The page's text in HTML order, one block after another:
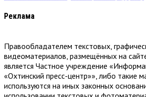
Реклама
Правообладателем текстовых,
видеоматериалов, размещённых на
является Частное учреждение
«Охтинский пресс-центр»», либо такие
используются на иных законных